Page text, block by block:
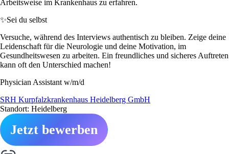
Arbeitsweise im Krankenhaus zu erfahren.
✨Sei du selbst
Versuche, während des Interviews authentisch zu bleiben. Zeige deine
Leidenschaft für die Neurologie und deine Motivation, im
Gesundheitswesen zu arbeiten. Ein freundliches und sicheres Auftreten
kann oft den Unterschied machen!
Physician Assistant w/m/d
SRH Kurpfalzkrankenhaus Heidelberg GmbH
Standort: Heidelberg
Jetzt bewerben